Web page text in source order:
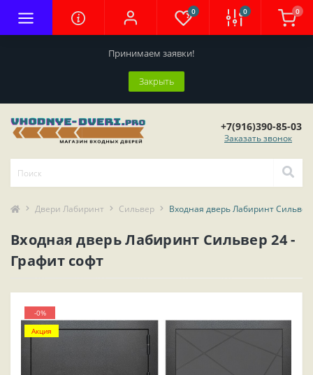
Принимаем заявки!
Закрыть
0 0 0
+7(916)390-85-03
Заказать звонок
Двери Лабиринт Сильвер Входная дверь Лабиринт
Входная дверь Лабиринт Сильвер 24 -
Графит софт
-0%
Акция